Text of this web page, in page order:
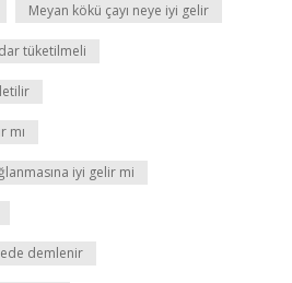
Meyan kökü çayı neye iyi gelir
tüketilmeli
mı
iyi gelir mi
demlenir